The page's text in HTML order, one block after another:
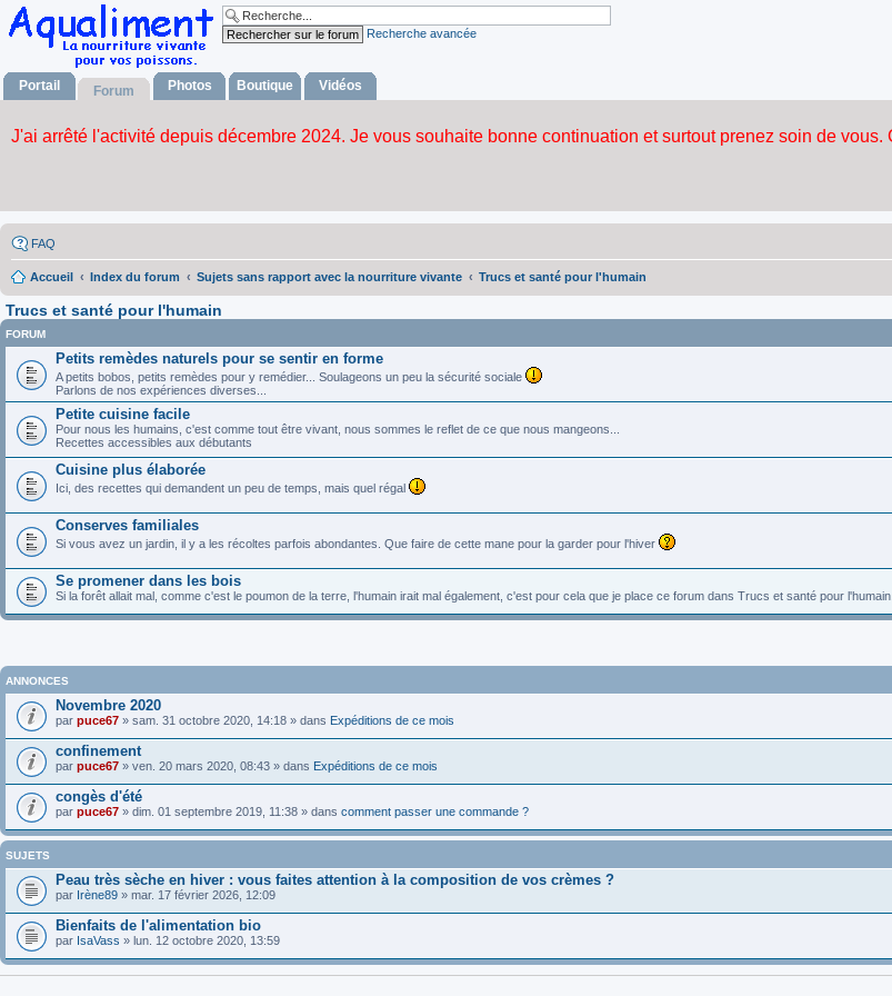
Recherche avancée
Portail Forum Photos Boutique Vidéos
FAQ
Accueil Index du forum Sujets sans rapport avec la nourriture vivante Trucs et santé pour l'humain
Trucs et santé pour l'humain
FORUM
Petits remèdes naturels pour se sentir en forme
A petits bobos, petits remèdes pour y remédier... Soulageons un peu la sécurité sociale
Parlons de nos expériences diverses...
Petite cuisine facile
Pour nous les humains, c'est comme tout être vivant, nous sommes le reflet de ce que nous mangeons...
Recettes accessibles aux débutants
Cuisine plus élaborée
Ici, des recettes qui demandent un peu de temps, mais quel régal
Conserves familiales
Si vous avez un jardin, il y a les récoltes parfois abondantes. Que faire de cette mane pour la garder pour l'hiver
Se promener dans les bois
Si la forêt allait mal, comme c'est le poumon de la terre, l'humain irait mal également, c'est pour cela que je place ce forum dans Trucs et santé pour l'humain.
ANNONCES
Novembre 2020
par puce67 » sam. 31 octobre 2020, 14:18 » dans Expéditions de ce mois
confinement
par puce67 » ven. 20 mars 2020, 08:43 » dans Expéditions de ce mois
congès d'été
par puce67 » dim. 01 septembre 2019, 11:38 » dans comment passer une commande ?
SUJETS
Peau très sèche en hiver : vous faites attention à la composition de vos crèmes ?
par Irène89 » mar. 17 février 2026, 12:09
Bienfaits de l'alimentation bio
par IsaVass » lun. 12 octobre 2020, 13:59